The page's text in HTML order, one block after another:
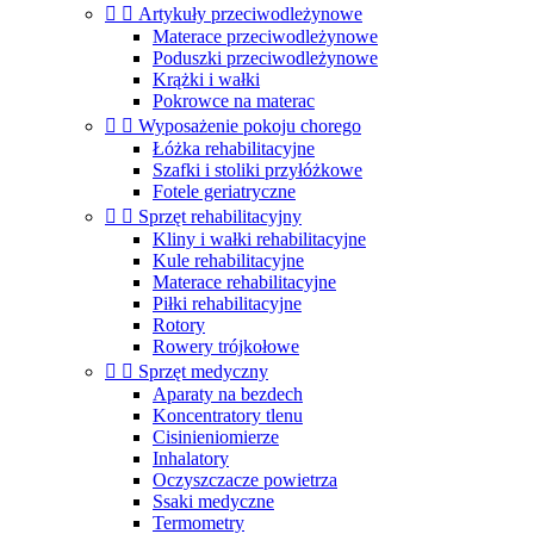
  Artykuły przeciwodleżynowe
Materace przeciwodleżynowe
Poduszki przeciwodleżynowe
Krążki i wałki
Pokrowce na materac
  Wyposażenie pokoju chorego
Łóżka rehabilitacyjne
Szafki i stoliki przyłóżkowe
Fotele geriatryczne
  Sprzęt rehabilitacyjny
Kliny i wałki rehabilitacyjne
Kule rehabilitacyjne
Materace rehabilitacyjne
Piłki rehabilitacyjne
Rotory
Rowery trójkołowe
  Sprzęt medyczny
Aparaty na bezdech
Koncentratory tlenu
Cisinieniomierze
Inhalatory
Oczyszczacze powietrza
Ssaki medyczne
Termometry